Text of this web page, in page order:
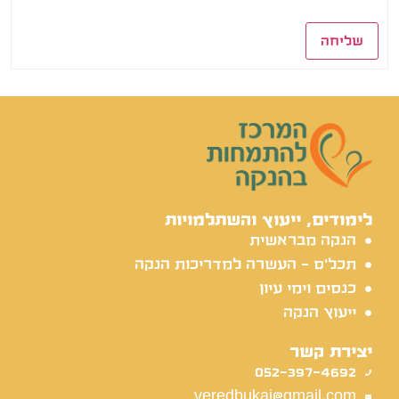
שליחה
לימודים, ייעוץ והשתלמויות
הנקה מבראשית
תכל'ס - העשרה למדריכות הנקה
כנסים וימי עיון
ייעוץ הנקה
יצירת קשר
052-397-4692